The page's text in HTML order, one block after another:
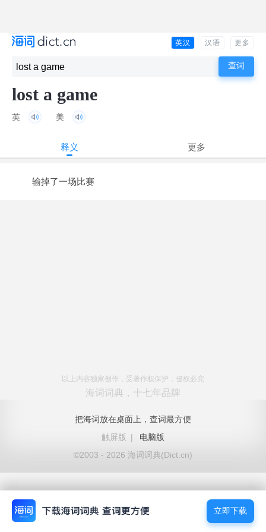
英汉 汉语 更多
lost a game
英 美
释义 更多
输掉了一场比赛
以上内容独家创作，受著作权保护，侵权必究
海词词典，十七年品牌
把海词放在桌面上，查词最方便
触屏版
|
电脑版
©2003 - 2026 海词词典(Dict.cn)
立即下载
立即下载